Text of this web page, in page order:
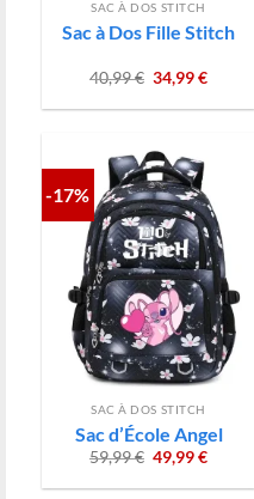
SAC À DOS STITCH
Sac à Dos Fille Stitch
40,99€ Le
prix
initial
34,99€Le
actuel
-17%
SAC À DOS STITCH
Sac d’École Angel
59,99€ Le
prix
initial
49,99€Le
actuel